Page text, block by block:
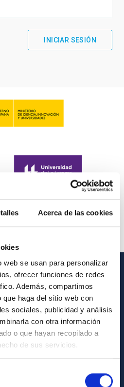
Acerca de las cookies
web se usan para personalizar
ofrecer funciones de redes
Además, compartimos
haga del sitio web con
sociales, publicidad y análisis
con otra información
o que hayan recopilado a
de sus servicios.